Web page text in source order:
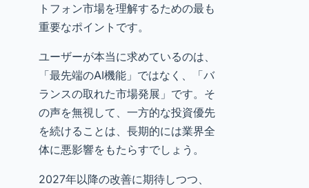
トフォン市場を理解するための最も
重要なポイントです。
ユーザーが本当に求めているのは、
「最先端のAI機能」ではなく、「バ
ランスの取れた市場発展」です。そ
の声を無視して、一方的な投資優先
を続けることは、長期的には業界全
体に悪影響をもたらすでしょう。
2027年以降の改善に期待しつつ、